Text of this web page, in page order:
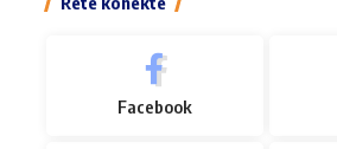
Facebook